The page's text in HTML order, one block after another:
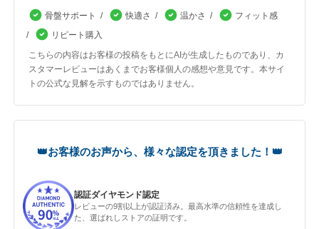
骨盤サポート 快適さ 温かさ
フィット感
リピート購入
こちらの内容はお客様の投稿をもとにAIが生成したものであり、カ
スタマーレビューはあくまでお客様個人の感想や意見です。本サイ
トの公式な見解を示すものではありません。
認証ダイヤモンド認定
レビューの9割以上が認証済み。最高水準の信頼性を達成し
た、選ばれしストアの証明です。